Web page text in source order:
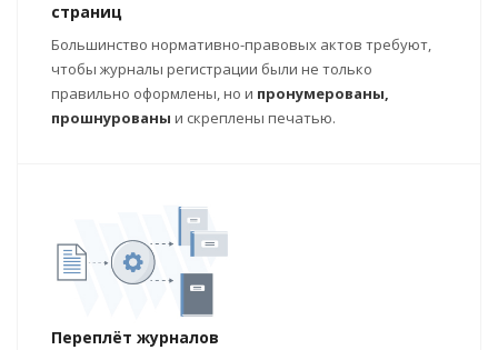
страниц
Большинство нормативно-правовых актов требуют,
чтобы журналы регистрации были не только
правильно оформлены, но и пронумерованы,
прошнурованы и скреплены печатью.
Переплёт журналов